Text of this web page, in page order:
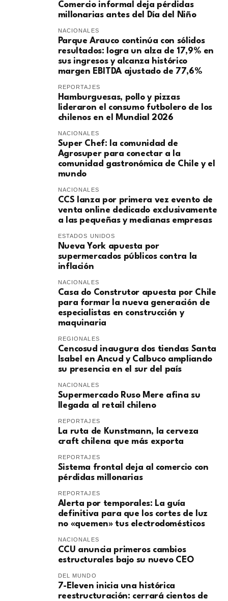
Comercio informal deja pérdidas
millonarias antes del Día del Niño
NACIONALES
Parque Arauco continúa con sólidos
resultados: logra un alza de 17,9% en
sus ingresos y alcanza histórico
margen EBITDA ajustado de 77,6%
REPORTAJES
Hamburguesas, pollo y pizzas
lideraron el consumo futbolero de los
chilenos en el Mundial 2026
NACIONALES
Super Chef: la comunidad de
Agrosuper para conectar a la
comunidad gastronómica de Chile y el
mundo
NACIONALES
CCS lanza por primera vez evento de
venta online dedicado exclusivamente
a las pequeñas y medianas empresas
ESTADOS UNIDOS
Nueva York apuesta por
supermercados públicos contra la
inflación
NACIONALES
Casa do Construtor apuesta por Chile
para formar la nueva generación de
especialistas en construcción y
maquinaria
REGIONALES
Cencosud inaugura dos tiendas Santa
Isabel en Ancud y Calbuco ampliando
su presencia en el sur del país
NACIONALES
Supermercado Ruso Mere afina su
llegada al retail chileno
REPORTAJES
La ruta de Kunstmann, la cerveza
craft chilena que más exporta
REPORTAJES
Sistema frontal deja al comercio con
pérdidas millonarias
REPORTAJES
Alerta por temporales: La guía
definitiva para que los cortes de luz
no «quemen» tus electrodomésticos
NACIONALES
CCU anuncia primeros cambios
estructurales bajo su nuevo CEO
DEL MUNDO
7-Eleven inicia una histórica
reestructuración: cerrará cientos de